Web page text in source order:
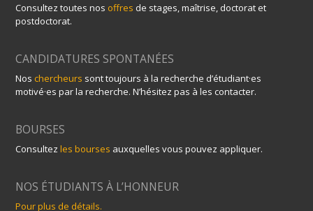
Consultez toutes nos offres de stages, maîtrise, doctorat et
postdoctorat.
CANDIDATURES SPONTANÉES
Noschercheurs sont toujours à la recherche d’étudiant·es
motivé·es par la recherche. N’hésitez pas à les contacter.
BOURSES
Consultezles bourses auxquelles vous pouvez appliquer.
NOS ÉTUDIANTS À L’HONNEUR
Pour plus de détails.